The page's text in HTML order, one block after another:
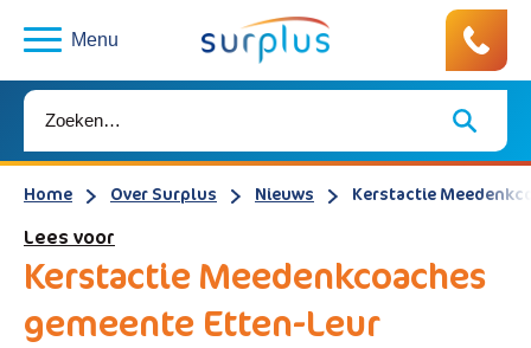
Menu
Home Over Surplus Nieuws Kerstactie
Lees voor
Kerstactie Meedenkcoaches
gemeente Etten-Leur